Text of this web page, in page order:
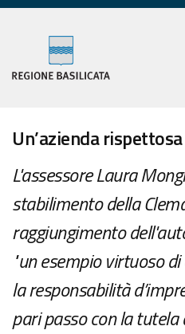
Un’azienda
L'assessore Laura
stabilimento della
raggiungimento
"un esempio virtuoso
la responsabilità
pari passo con la